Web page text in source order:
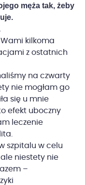
męża tak, żeby
kilkoma
z ostatnich
na czwarty
nie mogłam go
się u mnie
efekt uboczny
leczenie
szpitalu w celu
niestety nie
–